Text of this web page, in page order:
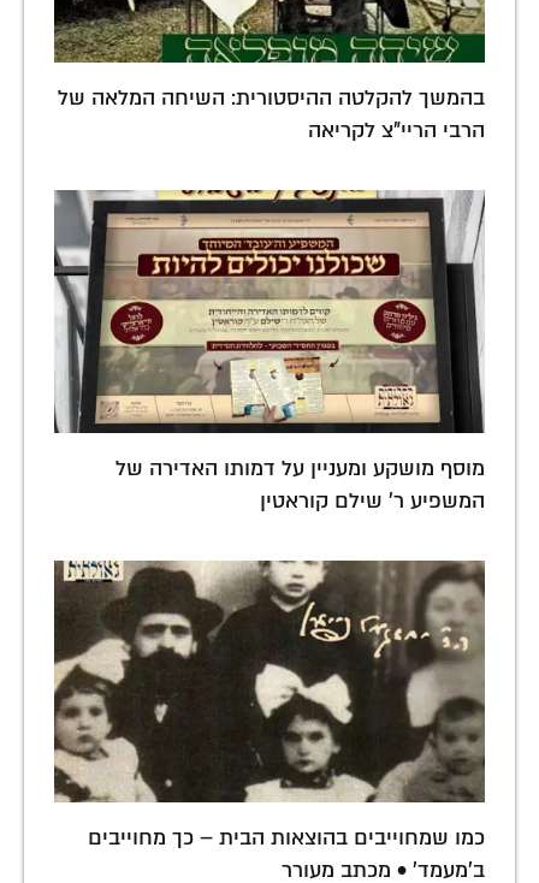
בהמשך להקלטה ההיסטורית: השיחה המלאה של
הרבי הריי"צ לקריאה
מוסף מושקע ומעניין על דמותו האדירה של
המשפיע ר' שילם קוראטין
כמו שמחוייבים בהוצאות הבית – כך מחוייבים
ב'מעמד' • מכתב מעורר